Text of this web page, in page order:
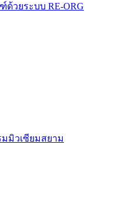
วยระบบ RE-ORG
มิวเซียมสยาม